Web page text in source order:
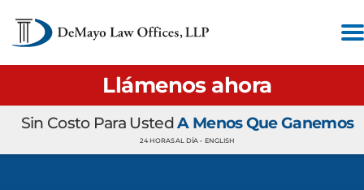
Llámenos ahora
Sin Costo Para UstedA Menos Que Ganemos
24 HORAS AL DÍA • ENGLISH